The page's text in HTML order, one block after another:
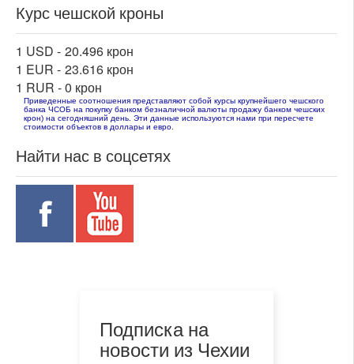
Курс чешской кроны
1 USD - 20.496 крон
1 EUR - 23.616 крон
1 RUR -0 крон
Приведенные соотношения представляют собой курсы крупнейшего чешского
банка ЧСОБ на покупку банком безналичной валюты продажу банком чешских
крон) на сегодняшний день. Эти данные используются нами при пересчете
стоимости объектов в доллары и евро.
Найти нас в соцсетях
Подписка на
новости из Чехии